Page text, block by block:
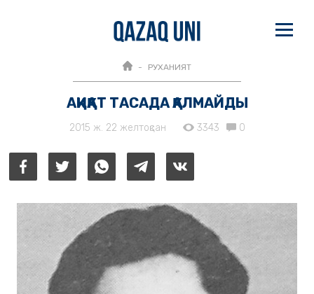
РУХАНИЯТ
АҚИҚАТ ТАСАДА ҚАЛМАЙДЫ
2015 ж. 22 желтоқсан 3343 0